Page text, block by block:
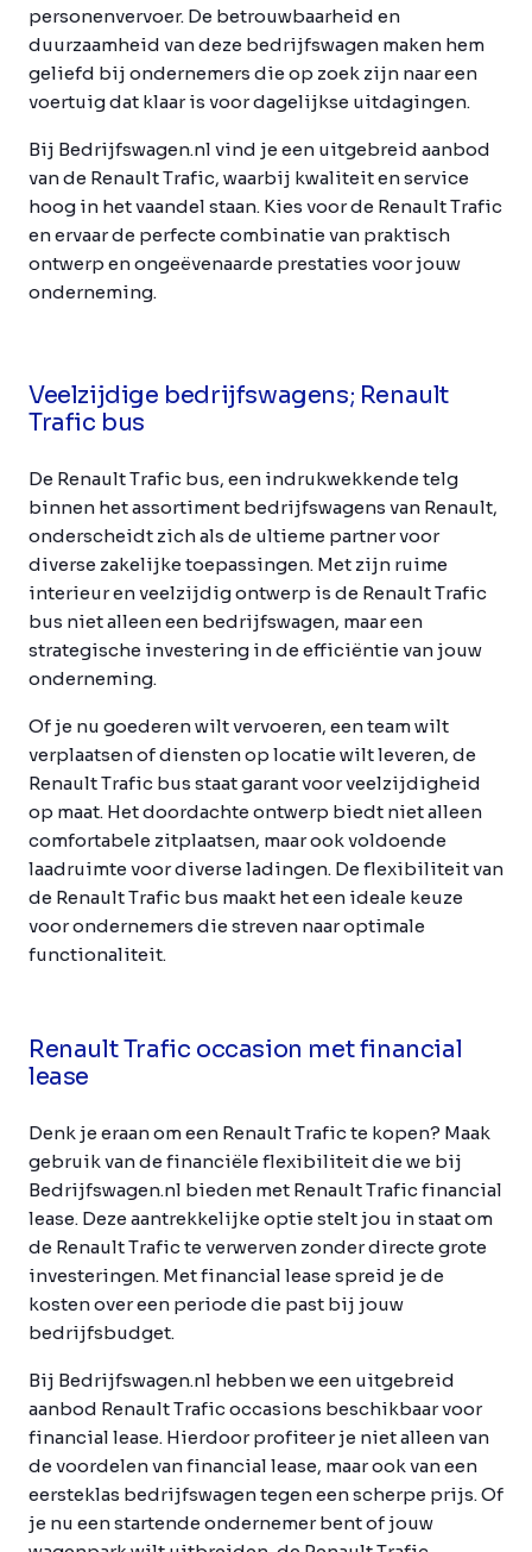
personenvervoer. De betrouwbaarheid en
duurzaamheid van deze bedrijfswagen maken hem
geliefd bij ondernemers die op zoek zijn naar een
voertuig dat klaar is voor dagelijkse uitdagingen.
Bij Bedrijfswagen.nl vind je een uitgebreid aanbod
van de Renault Trafic, waarbij kwaliteit en service
hoog in het vaandel staan. Kies voor de Renault Trafic
en ervaar de perfecte combinatie van praktisch
ontwerp en ongeëvenaarde prestaties voor jouw
onderneming.
Veelzijdige bedrijfswagens; Renault
Trafic bus
De Renault Trafic bus, een indrukwekkende telg
binnen het assortiment bedrijfswagens van Renault,
onderscheidt zich als de ultieme partner voor
diverse zakelijke toepassingen. Met zijn ruime
interieur en veelzijdig ontwerp is de Renault Trafic
bus niet alleen een bedrijfswagen, maar een
strategische investering in de efficiëntie van jouw
onderneming.
Of je nu goederen wilt vervoeren, een team wilt
verplaatsen of diensten op locatie wilt leveren, de
Renault Trafic bus staat garant voor veelzijdigheid
op maat. Het doordachte ontwerp biedt niet alleen
comfortabele zitplaatsen, maar ook voldoende
laadruimte voor diverse ladingen. De flexibiliteit van
de Renault Trafic bus maakt het een ideale keuze
voor ondernemers die streven naar optimale
functionaliteit.
Renault Trafic occasion met financial
lease
Denk je eraan om een Renault Trafic te kopen? Maak
gebruik van de financiële flexibiliteit die we bij
Bedrijfswagen.nl bieden met Renault Trafic financial
lease. Deze aantrekkelijke optie stelt jou in staat om
de Renault Trafic te verwerven zonder directe grote
investeringen. Met financial lease spreid je de
kosten over een periode die past bij jouw
bedrijfsbudget.
Bij Bedrijfswagen.nl hebben we een uitgebreid
aanbod Renault Trafic occasions beschikbaar voor
financial lease. Hierdoor profiteer je niet alleen van
de voordelen van financial lease, maar ook van een
eersteklas bedrijfswagen tegen een scherpe prijs. Of
je nu een startende ondernemer bent of jouw